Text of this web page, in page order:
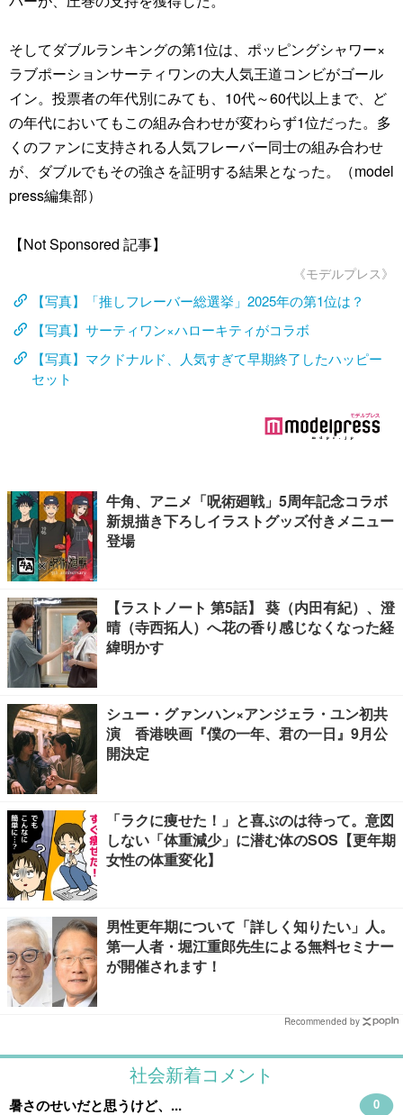
そしてダブルランキングの第1位は、ポッピングシャワー×
ラブポーションサーティワンの大人気王道コンビがゴール
イン。投票者の年代別にみても、10代～60代以上まで、ど
の年代においてもこの組み合わせが変わらず1位だった。多
くのファンに支持される人気フレーバー同士の組み合わせ
が、ダブルでもその強さを証明する結果となった。（model
press編集部）
【Not Sponsored 記事】
《モデルプレス》
【写真】「推しフレーバー総選挙」2025年の第1位は？
【写真】サーティワン×ハローキティがコラボ
【写真】マクドナルド、人気すぎて早期終了したハッピー
セット
牛角、アニメ「呪術廻戦」5周年記念コラボ
新規描き下ろしイラストグッズ付きメニュー
登場
【ラストノート 第5話】 葵（内田有紀）、澄
晴（寺西拓人）へ花の香り感じなくなった経
緯明かす
シュー・グァンハン×アンジェラ・ユン初共
演 香港映画『僕の一年、君の一日』9月公
開決定
「ラクに痩せた！」と喜ぶのは待って。意図
しない「体重減少」に潜む体のSOS【更年期
女性の体重変化】
男性更年期について「詳しく知りたい」人。
第一人者・堀江重郎先生による無料セミナー
が開催されます！
Recommended by